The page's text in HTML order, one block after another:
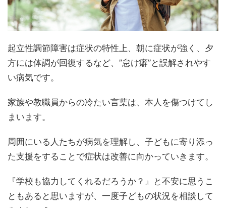
起立性調節障害は症状の特性上、朝に症状が強く、夕
方には体調が回復するなど、”怠け癖”と誤解されやす
い病気です。
家族や教職員からの冷たい言葉は、本人を傷つけてし
まいます。
周囲にいる人たちが病気を理解し、子どもに寄り添っ
た支援をすることで症状は改善に向かっていきます。
『学校も協力してくれるだろうか？』と不安に思うこ
ともあると思いますが、一度子どもの状況を相談して